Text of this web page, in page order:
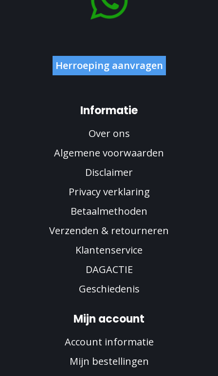
Herroeping aanvragen
Informatie
Over ons
Algemene voorwaarden
Disclaimer
Privacy verklaring
Betaalmethoden
Verzenden & retourneren
Klantenservice
DAGACTIE
Geschiedenis
Mijn account
Account informatie
Mijn bestellingen